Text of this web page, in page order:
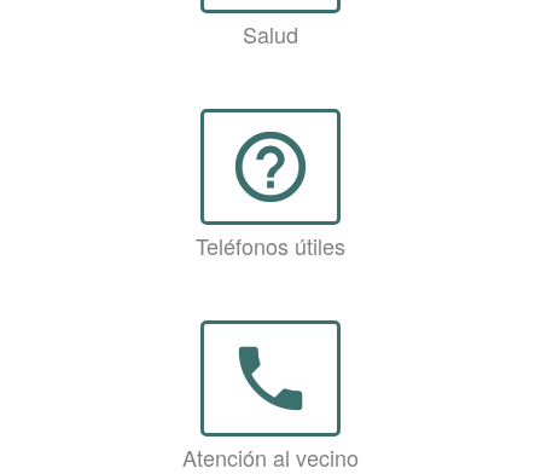
Salud
help_outline
Teléfonos útiles
phone
Atención al vecino